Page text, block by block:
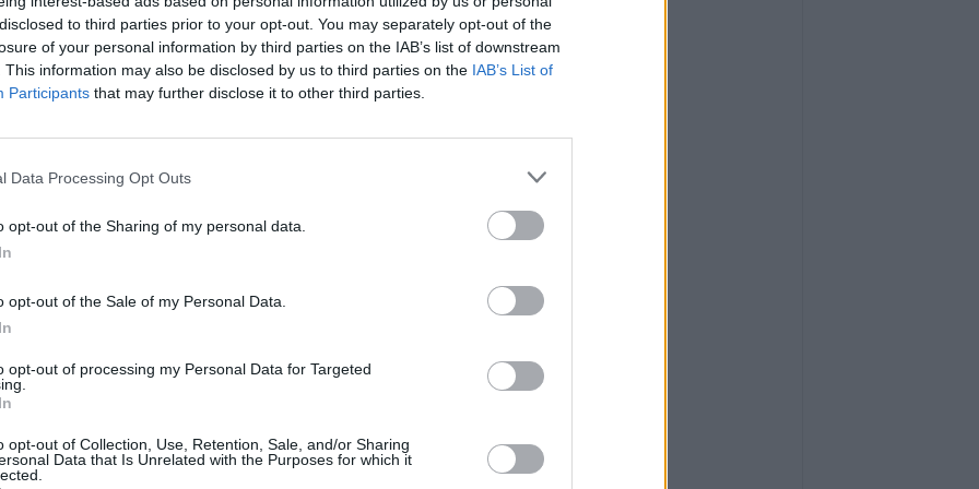
to third parties prior to your opt-out. You may separately opt-out of the
of your personal information by third parties on the IAB’s list of downstream
This information may also be disclosed by us to third parties on the IAB’s List of
Participants that may further disclose it to other third parties.
Data Processing Opt Outs
opt-out of the Sharing of my personal data.
opt-out of the Sale of my Personal Data.
opt-out of processing my Personal Data for Targeted
opt-out of Collection, Use, Retention, Sale, and/or Sharing
Data that Is Unrelated with the Purposes for which it
Alta Velocità, all’Aeroporto Marconi, e altri
la mappa con tutte le strade in cui si può circolare sul
(car-pooling) se omologati a quatto o più posti
(car-pooling) se omologati a 2/3 posti